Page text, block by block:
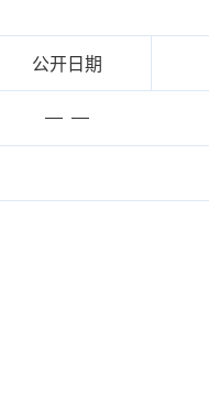
公开日期
— —